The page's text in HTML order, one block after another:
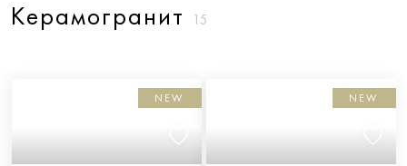
Керамогранит 15
NEW NEW